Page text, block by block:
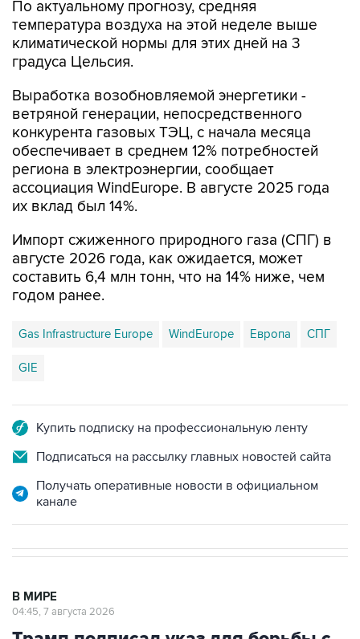
климатической нормы для этих дней на 3
градуса Цельсия.
Выработка возобновляемой энергетики -
конкурента газовых ТЭЦ, с начала месяца
обеспечивает в среднем 12% потребностей
региона в электроэнергии, сообщает
ассоциация WindEurope. В августе 2025 года
их вклад был 14%.
Импорт сжиженного природного газа (СПГ) в
составить 6,4 млн тонн, что на 14% ниже, чем
годом ранее.
Gas Infrastructure Europe
GIE
Подписаться на рассылку главных новостей сайта
Получать оперативные новости в официальном
Трамп подписал указ для борьбы с
"родильным туризмом"